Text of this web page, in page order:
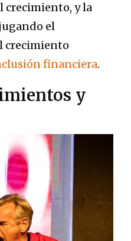
crecimiento, y la
el
crecimiento
financiera.
y